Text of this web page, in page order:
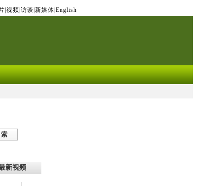
视频 访谈 新媒体 English
新视频